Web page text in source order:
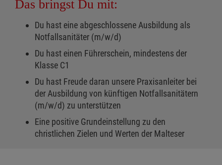
Das bringst Du mit:
Du hast eine abgeschlossene Ausbildung als
Notfallsanitäter (m/w/d)
Du hast einen Führerschein, mindestens der
Klasse C1
Du hast Freude daran unsere Praxisanleiter bei
der Ausbildung von künftigen Notfallsanitätern
(m/w/d) zu unterstützen
Eine positive Grundeinstellung zu den
christlichen Zielen und Werten der Malteser